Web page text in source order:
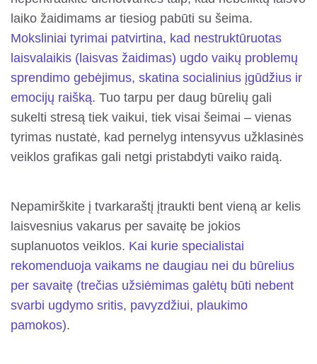
laiko žaidimams ar tiesiog pabūti su šeima.
Moksliniai tyrimai patvirtina, kad nestruktūruotas
laisvalaikis (laisvas žaidimas) ugdo vaikų problemų
sprendimo gebėjimus, skatina socialinius įgūdžius ir
emocijų raišką. Tuo tarpu per daug būrelių gali
sukelti stresą tiek vaikui, tiek visai šeimai – vienas
tyrimas nustatė, kad pernelyg intensyvus užklasinės
veiklos grafikas gali netgi pristabdyti vaiko raidą.
Nepamirškite į tvarkaraštį įtraukti bent vieną ar kelis
laisvesnius vakarus per savaitę be jokios
suplanuotos veiklos. Kai kurie specialistai
rekomenduoja vaikams ne daugiau nei du būrelius
per savaitę (trečias užsiėmimas galėtų būti nebent
svarbi ugdymo sritis, pavyzdžiui, plaukimo
pamokos).